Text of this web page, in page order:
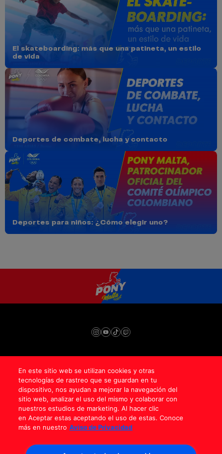
El skateboarding: más que una patineta, un estilo
de vida
Deportes de combate, lucha y contacto
Deportes para niños: ¿Cómo elegir uno?
Contáctenos
Aviso de privacidad
Superintendencia de Industria y Comercio
Términos y condiciones
Términos y condiciones campañas
Política de protección de datos personales
Anheuser-Busch InBev © 2024
¿Necesitas ayuda para Ganar con Clase?
CANALES DE ATENCIÓN Y RESPUESTA A
En este sitio web se utilizan cookies y otras
tecnologías de rastreo que se guardan en tu
dispositivo, nos ayudan a mejorar la navegación del
sitio web, analizar el uso del mismo y colaborar con
nuestros estudios de marketing. Al hacer clic
en Aceptar estas aceptando el uso de estas. Conoce
más en nuestro Aviso de Privacidad